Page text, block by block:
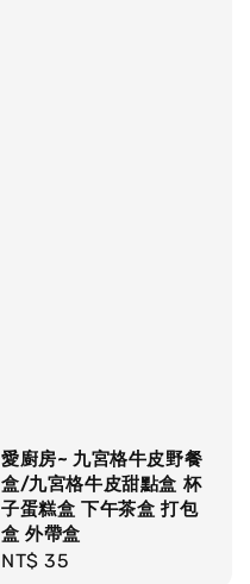
愛廚房~ 九宮格牛皮野餐
盒/九宮格牛皮甜點盒 杯
子蛋糕盒 下午茶盒 打包
盒 外帶盒
Regular
NT$ 35